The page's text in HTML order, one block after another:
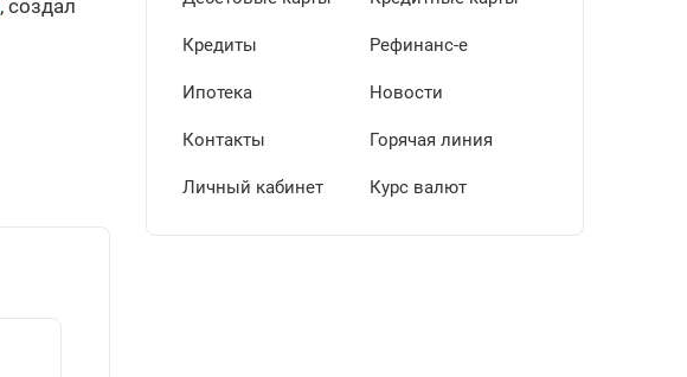
, создал
Кредиты Рефинанс-е
Ипотека Новости
Контакты Горячая линия
Личный кабинет Курс валют